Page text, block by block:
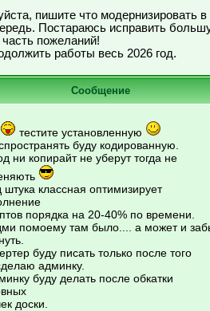
пишите что модернизировать в
Постараюсь исправить
часть пожеланий!
работы весь 2026 год.
Сообщение
тестите установленную
буду кодированную.
ни копирайт не уберут тогда не
штука классная оптимизирует
порядка на 20-40% по времени.
помоему там было.... а может и
буду писать только после того
админку.
буду делать после обкатки
доски.